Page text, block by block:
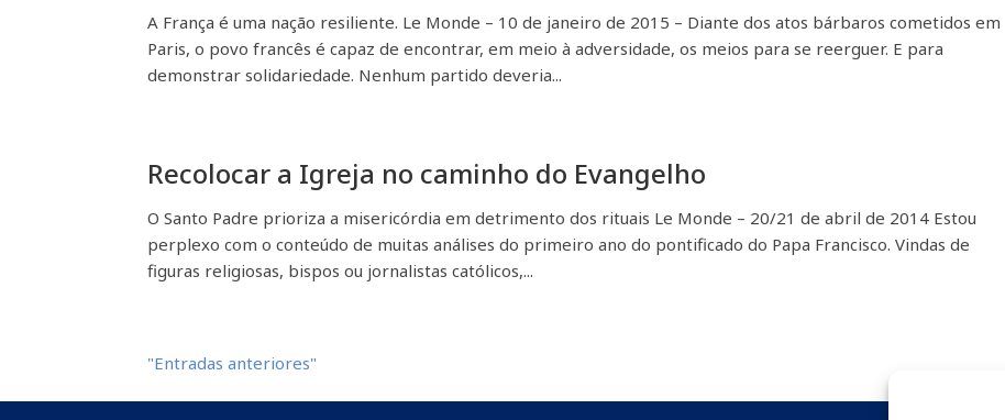
A França é uma nação resiliente. Le Monde – 10 de janeiro de 2015 – Diante dos atos bárbaros cometidos em
Paris, o povo francês é capaz de encontrar, em meio à adversidade, os meios para se reerguer. E para
demonstrar solidariedade. Nenhum partido deveria...
Recolocar a Igreja no caminho do Evangelho
O Santo Padre prioriza a misericórdia em detrimento dos rituais Le Monde – 20/21 de abril de 2014 Estou
perplexo com o conteúdo de muitas análises do primeiro ano do pontificado do Papa Francisco. Vindas de
figuras religiosas, bispos ou jornalistas católicos,...
"Entradas anteriores"